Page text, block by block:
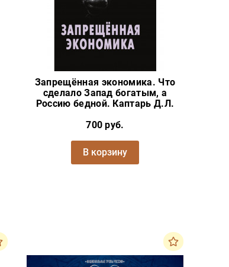
Запрещённая экономика. Что
сделало Запад богатым, а
Россию бедной. Каптарь Д.Л.
700 руб.
В корзину